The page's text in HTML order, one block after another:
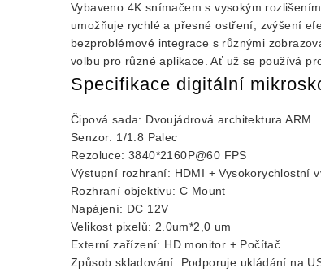
Vybaveno 4K snímačem s vysokým
umožňuje rychlé a přesné ostření, zvýšení
bezproblémové integrace s různými
volbu pro různé aplikace. Ať už se používá
Specifikace digitální
Čipová sada: Dvoujádrová architektura ARM
Senzor: 1/1.8 Palec
Rezoluce: 3840*2160P@60 FPS
Výstupní rozhraní: HDMI + Vysokorychlostní
Rozhraní objektivu: C Mount
Napájení: DC 12V
Velikost pixelů: 2.0um*2,0 um
Externí zařízení: HD monitor + Počítač
Způsob skladování: Podporuje ukládání na